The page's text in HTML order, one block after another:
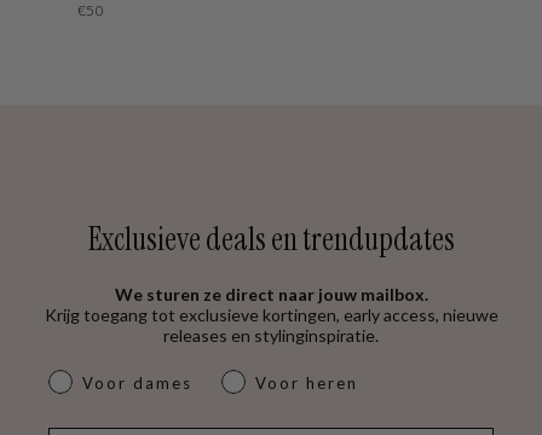
€50
Exclusieve deals en trendupdates
We sturen ze direct naar jouw mailbox.
Krijg toegang tot exclusieve kortingen, early access, nieuwe
releases en stylinginspiratie.
dames & heren
Voor dames Voor heren